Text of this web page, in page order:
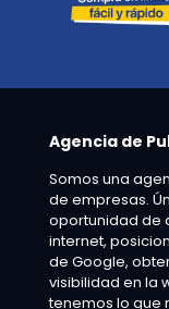
Agencia de
Somos una
de empresas.
oportunidad de
internet,
de Google,
visibilidad en la
tenemos lo que